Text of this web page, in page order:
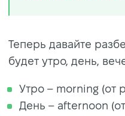
Теперь давайте
будет утро, день,
Утро – morning (от
День – afternoon